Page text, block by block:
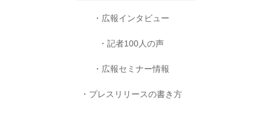
広報インタビュー
記者100人の声
広報セミナー情報
プレスリリースの書き方